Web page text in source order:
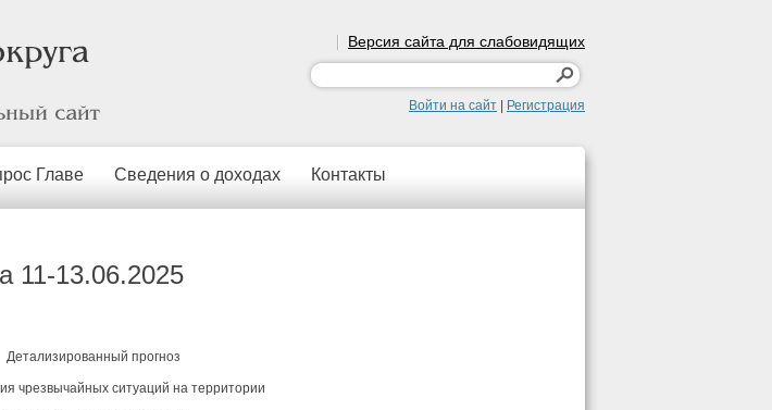
Версия сайта для слабовидящих
Войти на сайт Регистрация
Главе Сведения о доходах Контакты
11-13.06.2025
Детализированный прогноз
чрезвычайных ситуаций на территории